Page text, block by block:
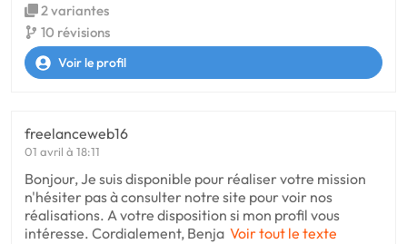
2 variantes
10 révisions
Voir le profil
freelanceweb16
01 avril à 18:11
Bonjour, Je suis disponible pour réaliser votre mission
n'hésiter pas à consulter notre site pour voir nos
réalisations. A votre disposition si mon profil vous
intéresse. Cordialement, Benja Voir tout le texte